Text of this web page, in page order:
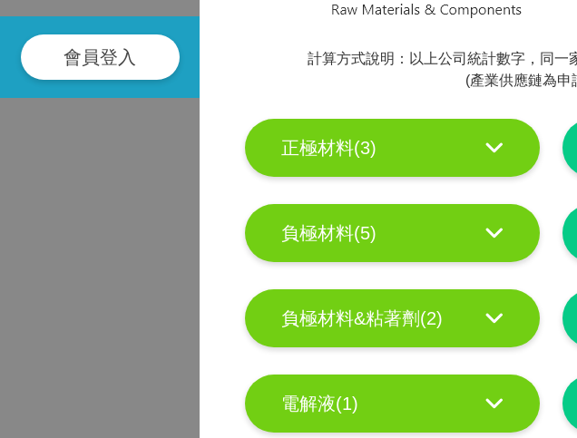
會員登入
計算方式說明：以上公司統計數字，同一
(產業供應鏈為
正極材料(3)
負極材料(5)
負極材料&粘著劑(2)
電解液(1)